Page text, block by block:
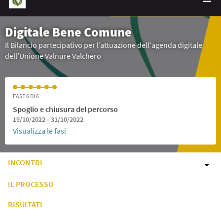
Digitale Bene Comune
Il Bilancio partecipativo per l’attuazione dell'agenda digitale
dell’Unione Valnure Valchero
FASE 6 DI 6
Spoglio e chiusura del percorso
19/10/2022 - 31/10/2022
Visualizza le fasi
INCONTRI
IL PROCESSO
RISULTATI